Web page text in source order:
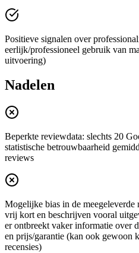
Positieve signalen over
eerlijk/professioneel gebruik van
uitvoering)
Nadelen
Beperkte reviewdata: slechts 20
statistische betrouwbaarheid
reviews
Mogelijke bias in de
vrij kort en beschrijven vooral
er ontbreekt vaker informatie over
en prijs/garantie (kan ook gewoon
recensies)